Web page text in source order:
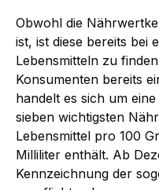
Obwohl die
ist, ist diese bereits bei
Lebensmitteln zu
Konsumenten bereits
handelt es sich um
sieben wichtigsten
Lebensmittel pro 100
Milliliter enthält. Ab
Kennzeichnung der